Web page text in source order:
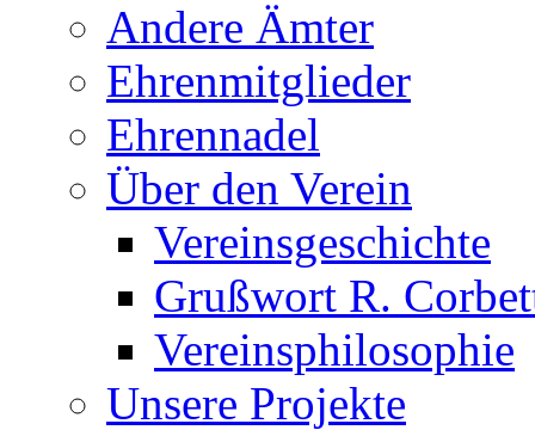
Andere Ämter
Ehrenmitglieder
Ehrennadel
Über den Verein
Vereinsgeschichte
Grußwort R.
Vereinsphilosophie
Unsere Projekte